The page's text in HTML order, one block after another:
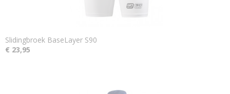
Slidingbroek BaseLayer S90
€ 23,95